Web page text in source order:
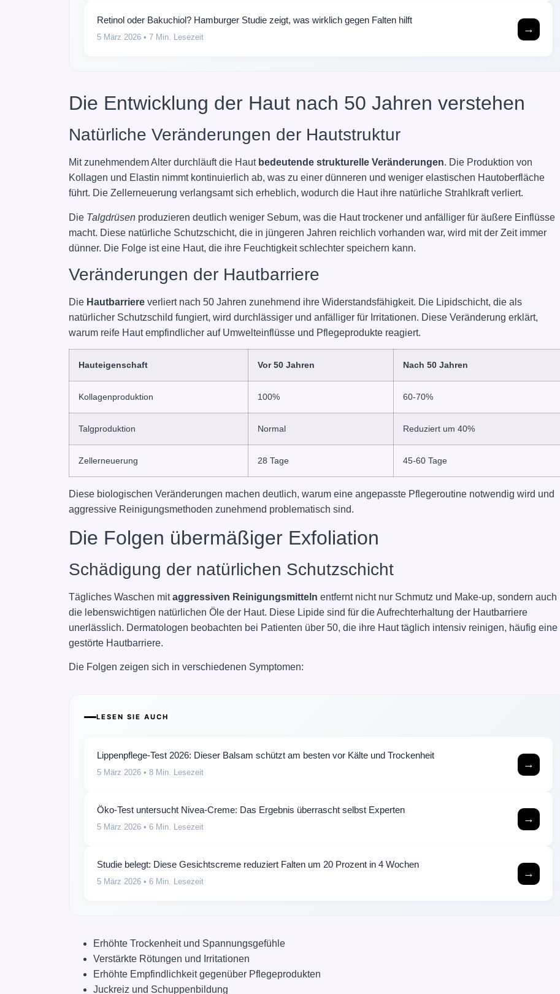
Retinol oder Bakuchiol? Hamburger Studie zeigt, was wirklich gegen Falten hilft
5 März 2026 • 7 Min. Lesezeit
→
Die Entwicklung der Haut nach 50 Jahren verstehen
Natürliche Veränderungen der Hautstruktur
Mit zunehmendem Alter durchläuft die Haut bedeutende strukturelle Veränderungen. Die Produktion von
Kollagen und Elastin nimmt kontinuierlich ab, was zu einer dünneren und weniger elastischen Hautoberfläche
führt. Die Zellerneuerung verlangsamt sich erheblich, wodurch die Haut ihre natürliche Strahlkraft verliert.
Die Talgdrüsen produzieren deutlich weniger Sebum, was die Haut trockener und anfälliger für äußere Einflüsse
macht. Diese natürliche Schutzschicht, die in jüngeren Jahren reichlich vorhanden war, wird mit der Zeit immer
dünner. Die Folge ist eine Haut, die ihre Feuchtigkeit schlechter speichern kann.
Veränderungen der Hautbarriere
Die Hautbarriere verliert nach 50 Jahren zunehmend ihre Widerstandsfähigkeit. Die Lipidschicht, die als
natürlicher Schutzschild fungiert, wird durchlässiger und anfälliger für Irritationen. Diese Veränderung erklärt,
warum reife Haut empfindlicher auf Umwelteinflüsse und Pflegeprodukte reagiert.
Hauteigenschaft Vor 50 Jahren Nach 50 Jahren
Kollagenproduktion 100% 60-70%
Talgproduktion Normal Reduziert um 40%
Zellerneuerung 28 Tage 45-60 Tage
Diese biologischen Veränderungen machen deutlich, warum eine angepasste Pflegeroutine notwendig wird und
aggressive Reinigungsmethoden zunehmend problematisch sind.
Die Folgen übermäßiger Exfoliation
Schädigung der natürlichen Schutzschicht
Tägliches Waschen mitaggressiven Reinigungsmitteln entfernt nicht nur Schmutz und Make-up, sondern auch
die lebenswichtigen natürlichen Öle der Haut. Diese Lipide sind für die Aufrechterhaltung der Hautbarriere
unerlässlich. Dermatologen beobachten bei Patienten über 50, die ihre Haut täglich intensiv reinigen, häufig eine
gestörte Hautbarriere.
Die Folgen zeigen sich in verschiedenen Symptomen:
LESEN SIE AUCH
Lippenpflege-Test 2026: Dieser Balsam schützt am besten vor Kälte und Trockenheit
5 März 2026 • 8 Min. Lesezeit
→
Öko-Test untersucht Nivea-Creme: Das Ergebnis überrascht selbst Experten
5 März 2026 • 6 Min. Lesezeit
→
Studie belegt: Diese Gesichtscreme reduziert Falten um 20 Prozent in 4 Wochen
5 März 2026 • 6 Min. Lesezeit
→
Erhöhte Trockenheit und Spannungsgefühle
Verstärkte Rötungen und Irritationen
Erhöhte Empfindlichkeit gegenüber Pflegeprodukten
Juckreiz und Schuppenbildung